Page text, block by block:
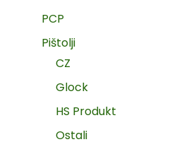
PCP
Pištolji
CZ
Glock
HS Produkt
Ostali